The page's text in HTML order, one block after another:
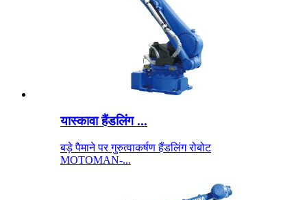
यास्कावा हैंडलिंग ...
बड़े पैमाने पर गुरुत्वाकर्षण हैंडलिंग रोबोट
MOTOMAN-...